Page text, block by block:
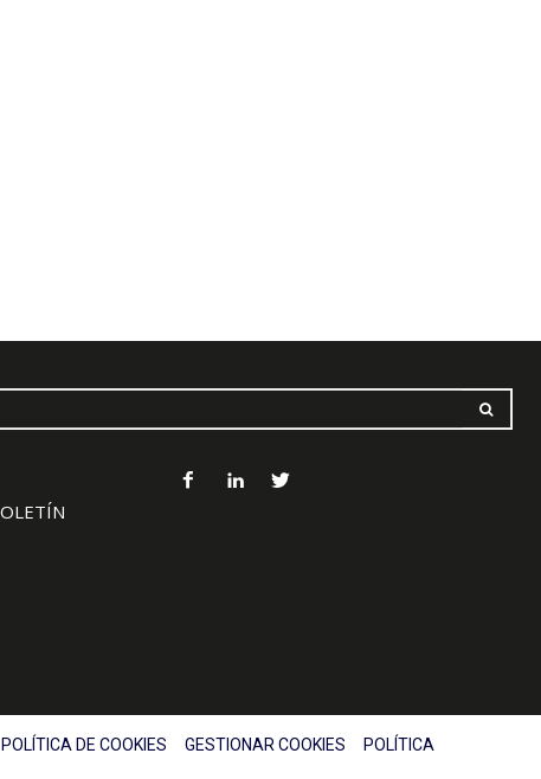
POLÍTICA DE COOKIES GESTIONAR COOKIES
POLÍTICA